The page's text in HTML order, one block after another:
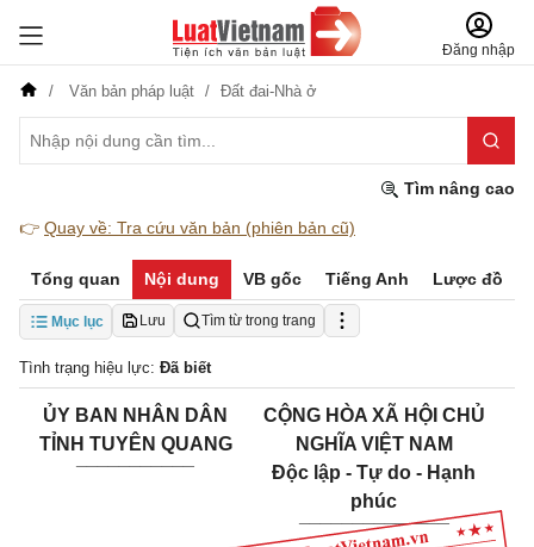
Đăng nhập
Văn bản pháp luật Đất đai-Nhà ở
Tìm nâng cao
👉 Quay về: Tra cứu văn bản (phiên bản cũ)
Tổng quan Nội dung VB gốc Tiếng Anh Lược đồ
Mục lục Lưu Tìm từ trong trang
Tình trạng hiệu lực: Đã biết
ỦY BAN NHÂN DÂN
TỈNH TUYÊN QUANG
___________
CỘNG HÒA XÃ HỘI CHỦ
NGHĨA VIỆT NAM
Độc lập - Tự do - Hạnh
phúc
______________